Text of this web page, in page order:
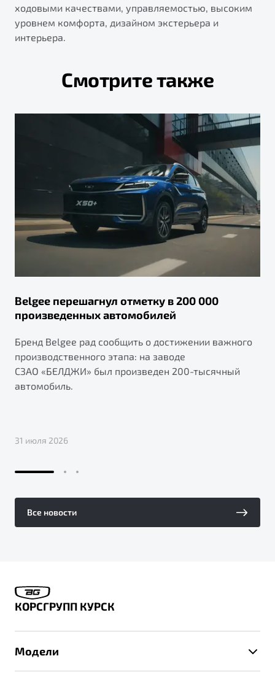
ходовыми качествами, управляемостью, высоким
уровнем комфорта, дизайном экстерьера и
интерьера.
Смотрите также
Belgee перешагнул отметку в 200 000
произведенных автомобилей
Бренд Belgee рад сообщить о достижении важного
производственного этапа: на заводе
СЗАО «БЕЛДЖИ» был произведен 200-тысячный
автомобиль.
31 июля 2026
Все новости
КОРСГРУПП КУРСК
Модели